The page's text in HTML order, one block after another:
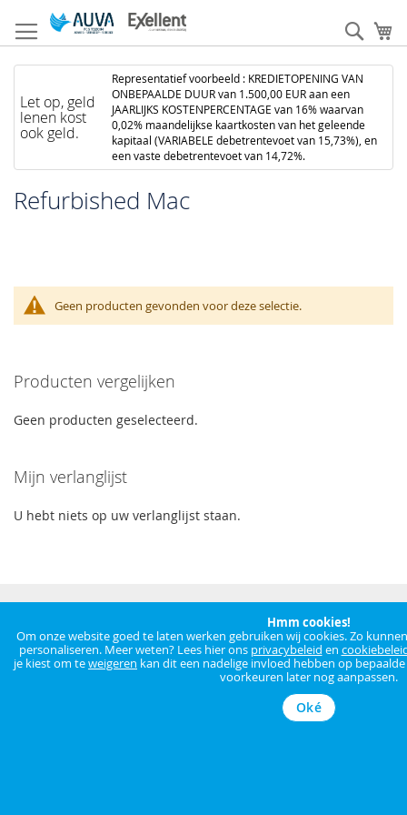
Hmm cookies!
Om onze website goed te laten werken gebruiken wij cookies. Zo
personaliseren. Meer weten? Lees hier ons privacybeleid en
je kiest om teweigeren kan dit een nadelige invloed hebben op
voorkeuren later nog aanpassen.
Oké
naar
de
inhoud
Let op, geld
lenen kost
ook geld.
Representatief voorbeeld : KREDIETOPENING VAN
ONBEPAALDE DUUR van 1.500,00 EUR aan een
JAARLIJKS KOSTENPERCENTAGE van 16% waarvan
0,02% maandelijkse kaartkosten van het geleende
kapitaal (VARIABELE debetrentevoet van 15,73%), en
een vaste debetrentevoet van 14,72%.
Refurbished Mac
Geen producten gevonden voor deze selectie.
Producten vergelijken
Geen producten geselecteerd.
Mijn verlanglijst
U hebt niets op uw verlanglijst staan.
u
op
onze
Inschrijven